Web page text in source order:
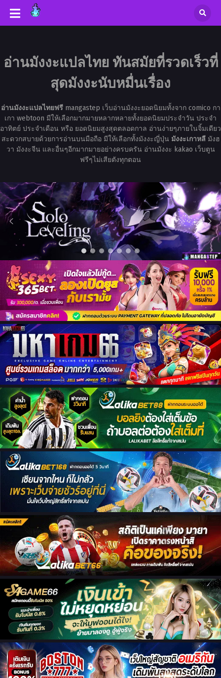
อ่านมังงะแปลไทย ทันสมัยที่รวดเร็วที่
สุดมังงะนับหมื่นเรื่อง
อ่านมังงะแปลไทยฟรีmangastep เว็บอ่านมังงะยอดนิยมทั้งจาก comico กา
เกา webtoon มีให้เลือกมากมายหลากหลายทั้งยอดนิยมประจำวัน ประจำ
อาทิตย์ ประจำเดือน หรือ ยอดนิยมสูงสุดตลอดกาล อ่านง่ายๆภายในจิ้มเดียว
สะดวกสบายด้วยการอ่านบนมือถือ มีให้เลือกทั้งมังงะญี่ปุ่น มังงะเกาหลีมังฮ
วา มังงะจีน และอื่นๆอีกมากมายอย่างครบครัน อ่านมังงะ kakao เว็บตูน
ฟรีๆไม่เสียตังทุกตอน